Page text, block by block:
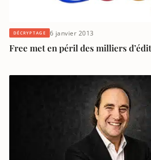
DÉCRYPTAGE 6 janvier 2013
Free met en péril des milliers